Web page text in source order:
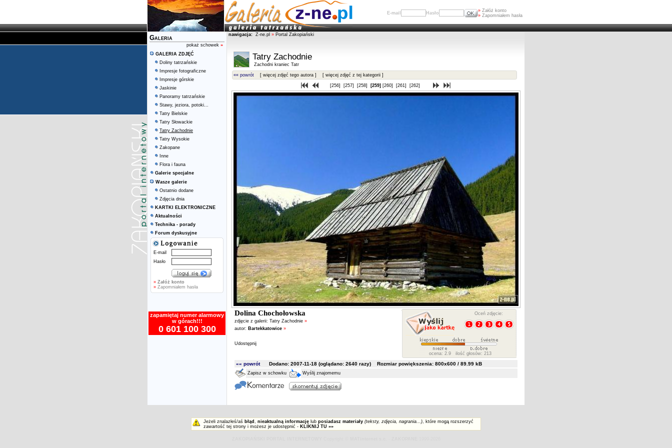
E-mail Hasło » Załóż konto
» Zapomniałem hasła
Galeria
pokaż schowek »
GALERIA ZDJĘĆ
Doliny tatrzańskie
Impresje fotograficzne
Impresje górskie
Jaskinie
Panoramy tatrzańskie
Stawy, jeziora, potoki...
Tatry Bielskie
Tatry Słowackie
Tatry Zachodnie
Tatry Wysokie
Zakopane
Inne
Flora i fauna
Galerie specjalne
Wasze galerie
Ostatnio dodane
Zdjęcia dnia
KARTKI ELEKTRONICZNE
Aktualności
Technika - porady
Forum dyskusyjne
E-mail
Hasło
» Załóż konto
» Zapomniałem hasła
zapamiętaj numer alarmowy
w górach!!!
0 601 100 300
nawigacja: Z-ne.pl » Portal Zakopiański
Tatry Zachodnie
Zachodni kraniec Tatr
«« powrót [ więcej zdjęć tego autora ] [ więcej zdjęć z tej kategorii ]
[256] [257] [258] [259] [260] [261] [262]
Dolina Chochołowska
zdjęcie z galerii: Tatry Zachodnie »
autor: Bartekkatowice »
Udostępnij
Oceń zdjęcie:
ocena: 2.9 ilość głosów: 213
«« powrótDodano: 2007-11-18 (oglądano: 2640razy) Rozmiar powiększenia: 800x600 / 89.99 kB
Zapisz w schowku Wyślij znajomemu
Jeżeli znalazłeś/aś błąd , nieaktualną informację lub posiadasz materiały (teksty, zdjęcia, nagrania...), które mogą rozszerzyć
zawartość tej strony i możesz je udostępnić - KLIKNIJ TU »»